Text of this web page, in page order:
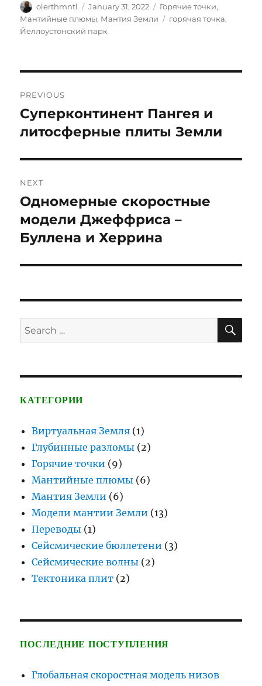
Author
olerthmntl
Posted
on
January 31, 2022 Categories
Горячие точки,
Мантийные плюмы, Мантия Земли Tags
горячая точка,
Йеллоустонский парк
navigation
PREVIOUS
Previous
post:
Суперконтинент Пангея и
литосферные плиты Земли
NEXT
Next
post:
Одномерные скоростные
модели Джеффриса –
Буллена и Херрина
Search
for:
КАТЕГОРИИ
Виртуальная Земля (1)
Глубинные разломы (2)
Горячие точки (9)
Мантийные плюмы (6)
Мантия Земли (6)
Модели мантии Земли (13)
Переводы (1)
Сейсмические бюллетени (3)
Сейсмические волны (2)
Тектоника плит (2)
ПОСЛЕДНИЕ ПОСТУПЛЕНИЯ
Глобальная скоростная модель низов